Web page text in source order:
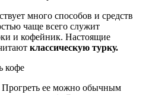
много способов и средств
чаще всего служит
и кофейник. Настоящие
классическую турку.
Прогреть ее можно обычным